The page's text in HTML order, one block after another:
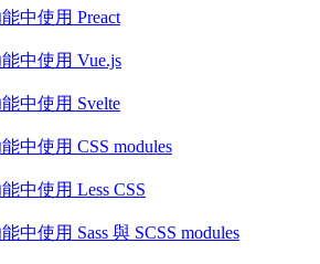
中使用 Preact
中使用 Vue.js
中使用 Svelte
中使用 CSS modules
中使用 Less CSS
中使用 Sass 與 SCSS modules